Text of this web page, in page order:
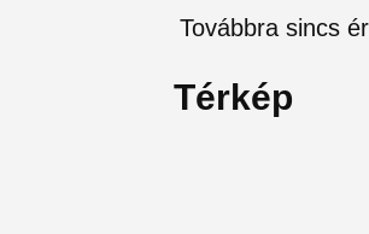
Továbbra sincs
Térkép